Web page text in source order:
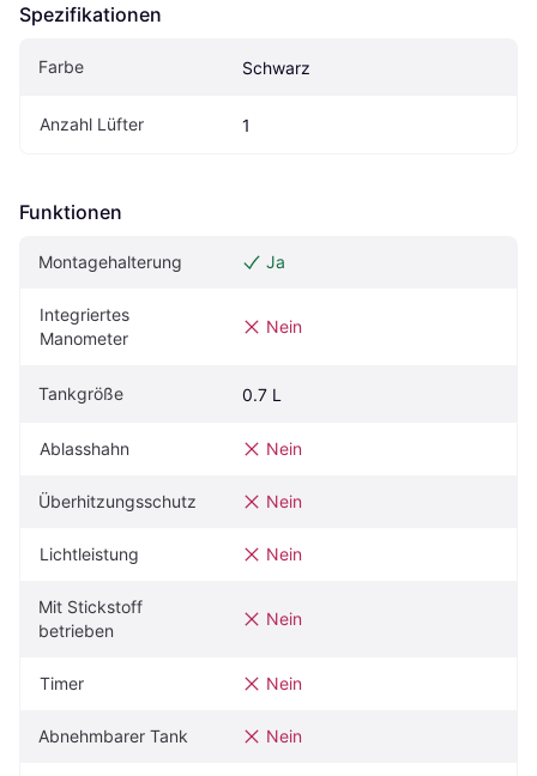
Spezifikationen
Farbe Schwarz
Anzahl Lüfter 1
Funktionen
Montagehalterung Ja
Integriertes
Manometer
Nein
Tankgröße 0.7 L
Ablasshahn Nein
Überhitzungsschutz Nein
Lichtleistung Nein
Mit Stickstoff
betrieben
Nein
Timer Nein
Abnehmbarer Tank Nein